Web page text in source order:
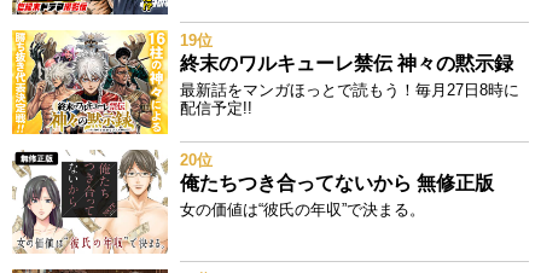
19位
終末のワルキューレ禁伝 神々の黙示録
最新話をマンガほっとで読もう！毎月27日8時に
配信予定!!
20位
俺たちつき合ってないから 無修正版
女の価値は“彼氏の年収”で決まる。